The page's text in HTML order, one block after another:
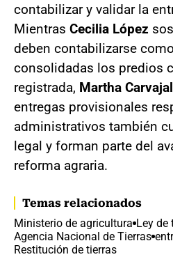
contabilizar y validar la
Mientras Cecilia López
deben contabilizarse
consolidadas los predios
registrada, Martha
entregas provisionales
administrativos también
legal y forman parte del
reforma agraria.
Temas relacionados
Ministerio de agricultura Ley de
Agencia Nacional de Tierras
Restitución de tierras